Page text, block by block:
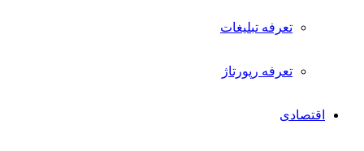
تعرفه تبلیغات
تعرفه رپورتاژ
اقتصادی